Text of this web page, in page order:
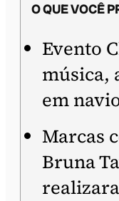
O QUE VOCÊ
Evento
música,
em
Marcas
Bruna